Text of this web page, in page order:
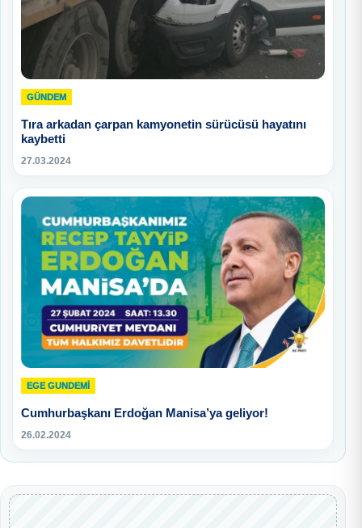
GÜNDEM
Tıra arkadan çarpan kamyonetin sürücüsü hayatını
kaybetti
27.03.2024
EGE GUNDEMİ
Cumhurbaşkanı Erdoğan Manisa’ya geliyor!
26.02.2024